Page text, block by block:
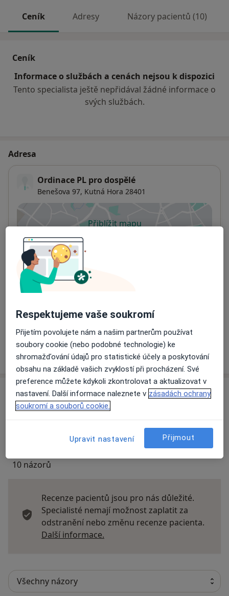
Ceník Adresy Názory pacientů (10)
Ceník
Informace o službách a cenách nejsou k dispozici
Tento specialista ještě nepřidával žádné informace o
svých službách.
Adresa
Ordinace PL pro dospělé
Benešova 97, Kutná Hora 28401
Přiblížit mapuse otevře v nové záložce
Dostupnost
Na této adrese online kalendář není aktivní
Co mám v takové situaci udělat?
Na teto adrese lékař přijímá pacienty na pojišťovnu
Víceo adrese
Názory
10 názorů
Recenze pacientů jsou pro nás důležité.
Specialisté nemají možnost zaplatit za
odstranění nebo změnu recenze pacienta.
Další informace.
Respektujeme vaše soukromí
Přijetím povolujete nám a našim partnerům používat
soubory cookie (nebo podobné technologie) ke
shromažďování údajů pro statistické účely a poskytování
obsahu na základě vašich zvyklostí při procházení. Své
preference můžete kdykoli zkontrolovat a aktualizovat v
nastavení. Další informace naleznete v zásadách ochrany
soukromí a souborů cookie.
Upravit nastavení Přijmout